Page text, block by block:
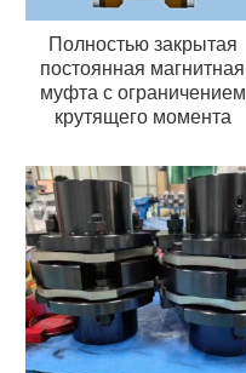
Полностью закрытая
постоянная магнитная
муфта с ограничением
крутящего момента